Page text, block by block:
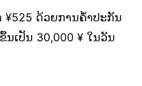
¥525 ດ້ວຍການຄໍ້າປະກັນ
ນເປັນ 30,000 ¥ ໃນວັນ